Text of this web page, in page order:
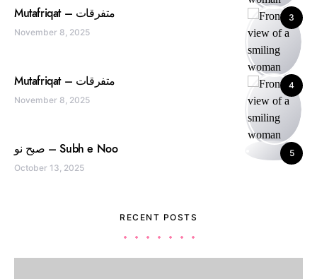
3 Mutafriqat – متفرقات
November 8, 2025
4 Mutafriqat – متفرقات
November 8, 2025
5 صبح نو – Subh e Noo
October 13, 2025
RECENT POSTS